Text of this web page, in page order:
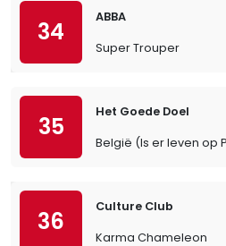
34
ABBA
Super Trouper
35
Het Goede Doel
België (Is er leven op
36
Culture Club
Karma Chameleon